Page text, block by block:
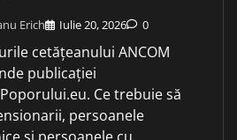
Erich Iulie 20, 2026 0
cetățeanului ANCOM
publicației
Ce trebuie să
persoanele